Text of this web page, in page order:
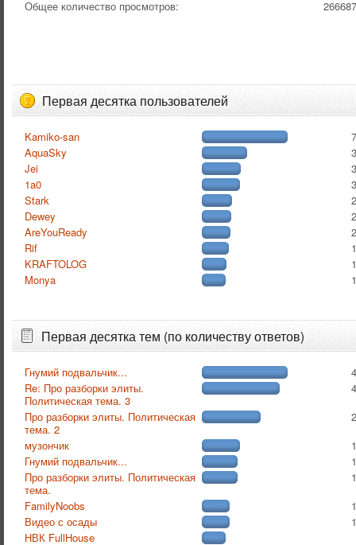
Общее количество просмотров:
Первая десятка пользователей
Kamiko-san
AquaSky
Jei
1a0
Stark
Dewey
AreYouReady
Rif
KRAFTOLOG
Monya
Первая десятка тем (по количеству ответов)
Гнумий подвальчик...
Re: Про разборки элиты.
Политическая тема. 3
Про разборки элиты. Политическая
тема. 2
музончик
Гнумий подвальчик...
Про разборки элиты. Политическая
тема.
FamilyNoobs
Видео с осады
НВК FullHouse